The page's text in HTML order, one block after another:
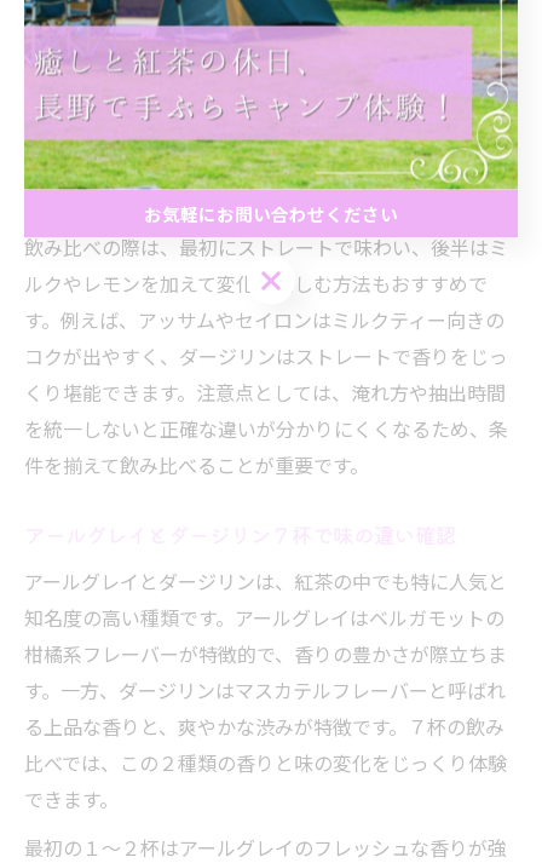
ム、セイロン、キーマンなど世界各地の産地や製法によ
る違いがあります。７杯飲み比べを行う際は、茶葉の産
地や発酵度、フレーバーの有無といった特徴を意識して
選ぶことがポイントです。特に香りや色、渋みの強さは
種類ごとに大きく異なるため、比較しやすい特徴の一つ
です。
飲み比べの際は、最初にストレートで味わい、後半はミ
ルクやレモンを加えて変化を楽しむ方法もおすすめで
す。例えば、アッサムやセイロンはミルクティー向きの
コクが出やすく、ダージリンはストレートで香りをじっ
くり堪能できます。注意点としては、淹れ方や抽出時間
を統一しないと正確な違いが分かりにくくなるため、条
件を揃えて飲み比べることが重要です。
アールグレイとダージリンは、紅茶の中でも特に人気と
知名度の高い種類です。アールグレイはベルガモットの
柑橘系フレーバーが特徴的で、香りの豊かさが際立ちま
す。一方、ダージリンはマスカテルフレーバーと呼ばれ
る上品な香りと、爽やかな渋みが特徴です。７杯の飲み
比べでは、この２種類の香りと味の変化をじっくり体験
できます。
最初の１～２杯はアールグレイのフレッシュな香りが強
お気軽にお問い合わせください
お気軽にお問い合わせください